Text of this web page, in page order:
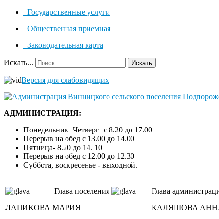
Государственные услуги
Общественная приемная
Законодательная карта
Искать... Искать
Версия для слабовидящих
АДМИНИСТРАЦИЯ:
Понедельник- Четверг- с 8.20 до 17.00
Перерыв на обед с 13.00 до 14.00
Пятница- 8.20 до 14. 10
Перерыв на обед с 12.00 до 12.30
Суббота, воскресенье - выходной.
Глава поселения
ЛАПИКОВА МАРИЯ
Глава
КАЛЯШОВА